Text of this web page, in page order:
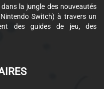
la jungle des nouveautés
Switch) à travers un
des guides de jeu, des